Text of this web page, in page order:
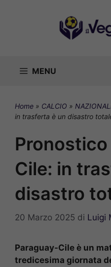
MENU
Home » CALCIO »
in trasferta è un disastro
Cile: in
disastro
20 Marzo 2025 di Luigi
Paraguay-Cile è un
tredicesima giornata